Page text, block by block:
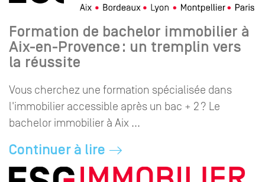
Formation de bachelor immobilier à
Aix-en-Provence : un tremplin vers
la réussite
Vous cherchez une formation spécialisée dans
l'immobilier accessible après un bac + 2 ? Le
bachelor immobilier à Aix ...
Continuer à lire